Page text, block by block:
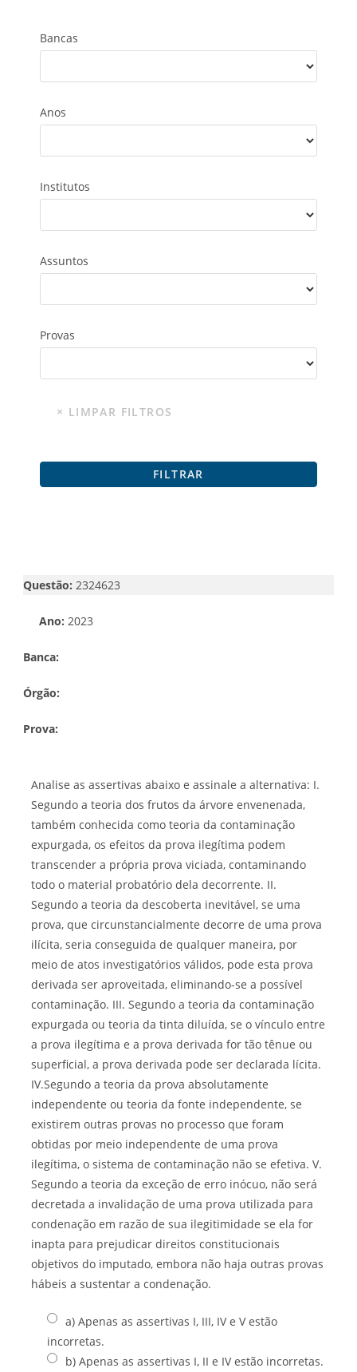
Bancas
Anos
Institutos
Assuntos
Provas
Questão: 2324623
Ano: 2023
Banca:
Órgão:
Prova:
Analise as assertivas abaixo e assinale a alternativa: I.
Segundo a teoria dos frutos da árvore envenenada,
também conhecida como teoria da contaminação
expurgada, os efeitos da prova ilegítima podem
transcender a própria prova viciada, contaminando
todo o material probatório dela decorrente. II.
Segundo a teoria da descoberta inevitável, se uma
prova, que circunstancialmente decorre de uma prova
ilícita, seria conseguida de qualquer maneira, por
meio de atos investigatórios válidos, pode esta prova
derivada ser aproveitada, eliminando-se a possível
contaminação. III. Segundo a teoria da contaminação
expurgada ou teoria da tinta diluída, se o vínculo entre
a prova ilegítima e a prova derivada for tão tênue ou
superficial, a prova derivada pode ser declarada lícita.
IV.Segundo a teoria da prova absolutamente
independente ou teoria da fonte independente, se
existirem outras provas no processo que foram
obtidas por meio independente de uma prova
ilegítima, o sistema de contaminação não se efetiva. V.
Segundo a teoria da exceção de erro inócuo, não será
decretada a invalidação de uma prova utilizada para
condenação em razão de sua ilegitimidade se ela for
inapta para prejudicar direitos constitucionais
objetivos do imputado, embora não haja outras provas
hábeis a sustentar a condenação.
a) Apenas as assertivas I, III, IV e V estão
incorretas.
b) Apenas as assertivas I, II e IV estão incorretas.